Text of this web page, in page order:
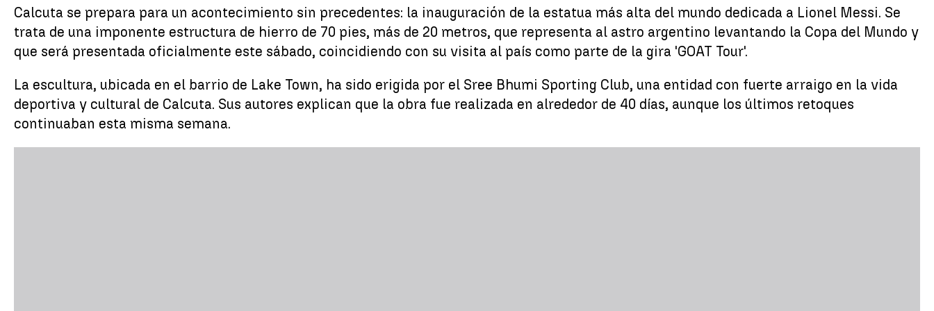
Calcuta se prepara para un acontecimiento sin precedentes: la inauguración de la estatua más alta del mundo dedicada a Lionel Messi. Se
trata de una imponente estructura de hierro de 70 pies, más de 20 metros, que representa al astro argentino levantando la Copa del Mundo y
que será presentada oficialmente este sábado, coincidiendo con su visita al país como parte de la gira 'GOAT Tour'.
La escultura, ubicada en el barrio de Lake Town, ha sido erigida por el Sree Bhumi Sporting Club, una entidad con fuerte arraigo en la vida
deportiva y cultural de Calcuta. Sus autores explican que la obra fue realizada en alrededor de 40 días, aunque los últimos retoques
continuaban esta misma semana.